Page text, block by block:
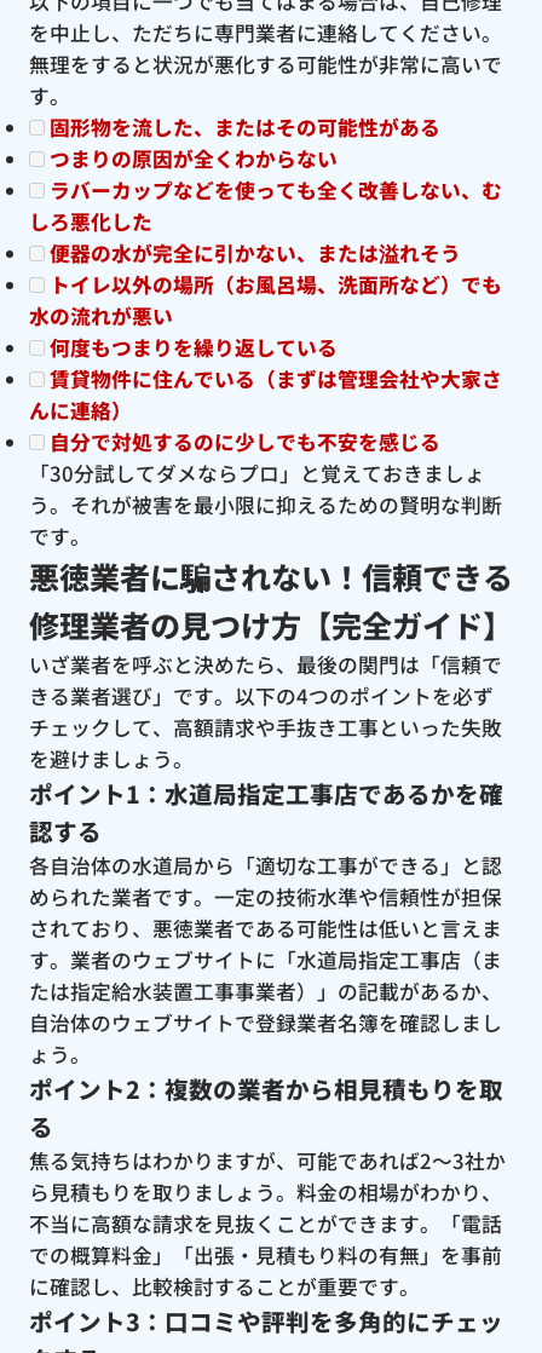
を中止し、ただちに専門業者に連絡してください。
無理をすると状況が悪化する可能性が非常に高いで
す。
固形物を流した、またはその可能性がある
つまりの原因が全くわからない
ラバーカップなどを使っても全く改善しない、む
しろ悪化した
便器の水が完全に引かない、または溢れそう
トイレ以外の場所（お風呂場、洗面所など）でも
水の流れが悪い
何度もつまりを繰り返している
賃貸物件に住んでいる（まずは管理会社や大家さ
んに連絡）
自分で対処するのに少しでも不安を感じる
「30分試してダメならプロ」と覚えておきましょ
う。それが被害を最小限に抑えるための賢明な判断
です。
悪徳業者に騙されない！信頼できる
修理業者の見つけ方【完全ガイド】
いざ業者を呼ぶと決めたら、最後の関門は「信頼で
きる業者選び」です。以下の4つのポイントを必ず
チェックして、高額請求や手抜き工事といった失敗
を避けましょう。
ポイント1：水道局指定工事店であるかを確
認する
各自治体の水道局から「適切な工事ができる」と認
められた業者です。一定の技術水準や信頼性が担保
されており、悪徳業者である可能性は低いと言えま
す。業者のウェブサイトに「水道局指定工事店（ま
たは指定給水装置工事事業者）」の記載があるか、
自治体のウェブサイトで登録業者名簿を確認しまし
ょう。
ポイント2：複数の業者から相見積もりを取
る
焦る気持ちはわかりますが、可能であれば2〜3社か
ら見積もりを取りましょう。料金の相場がわかり、
不当に高額な請求を見抜くことができます。「電話
での概算料金」「出張・見積もり料の有無」を事前
に確認し、比較検討することが重要です。
ポイント3：口コミや評判を多角的にチェッ